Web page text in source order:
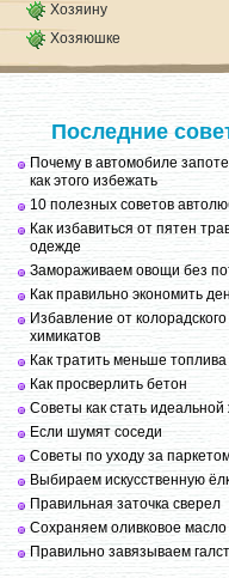
Хозяину
Хозяюшке
Последние
Почему в автомобиле
как этого избежать
10 полезных советов
Как избавиться от пятен
одежде
Замораживаем овощи без
Как правильно экономить
Избавление от
химикатов
Как тратить меньше
Как просверлить бетон
Советы как стать идеальной
Если шумят соседи
Советы по уходу за
Выбираем искусственную
Правильная заточка сверел
Сохраняем оливковое
Правильно завязываем